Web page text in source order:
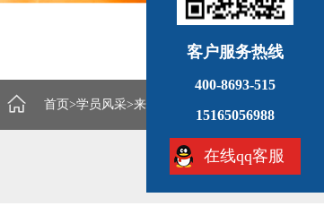
首页>学员风采>来自江苏盱眙60岁学员
客户服务热线
400-8693-515
15165056988
在线qq客服